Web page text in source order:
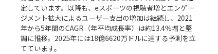
定しています。以降も、eスポーツの視聴者増とエンゲー
ジメント拡大によるユーザー支出の増加は継続し、2021
年から5年間のCAGR（年平均成長率）は約13.4％増と堅
調に推移。2025年には18億6620万ドルに達する予測を立
てています。